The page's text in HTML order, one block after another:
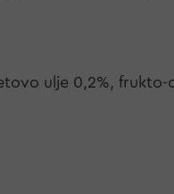
ulje 0,2%,